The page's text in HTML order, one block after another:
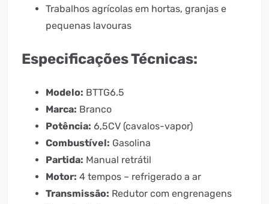
Trabalhos agrícolas em hortas, granjas e
pequenas lavouras
Especificações Técnicas:
Modelo: BTTG6.5
Marca: Branco
Potência: 6,5CV (cavalos-vapor)
Combustível: Gasolina
Partida: Manual retrátil
Motor: 4 tempos – refrigerado a ar
Transmissão: Redutor com engrenagens